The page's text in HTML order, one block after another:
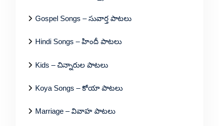
Gospel Songs – సువార్త పాటలు
Hindi Songs – హిందీ పాటలు
Kids – చిన్నారుల పాటలు
Koya Songs – కోయా పాటలు
Marriage – వివాహ పాటలు